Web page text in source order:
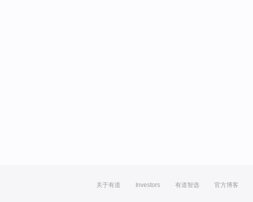
关于有道 Investors 有道智选 官方博客